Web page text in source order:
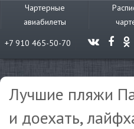
Чартерные
авиабилеты
+7 910 465-50-70
Лучшие пляжи
и доехать,